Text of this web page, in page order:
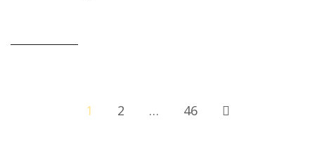
1 2 … 46